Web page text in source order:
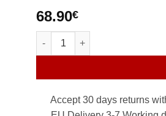
68.90€
Bien Air ® CA 1: 1
Accept 30 days returns